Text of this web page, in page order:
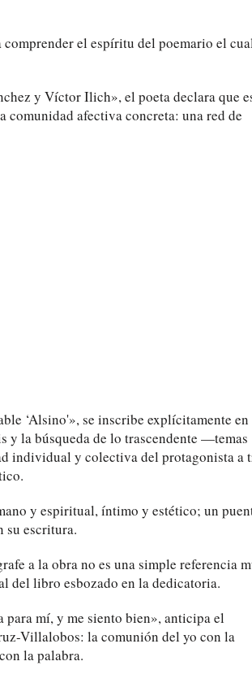
el espíritu del poemario el
y Víctor Ilich», el poeta declara que
afectiva concreta: una red de
‘Alsino'», se inscribe explícitamente en
y la búsqueda de lo trascendente —temas
individual y colectiva del protagonista a
y espiritual, íntimo y estético; un
su escritura.
a la obra no es una simple referencia
del libro esbozado en la dedicatoria.
para mí, y me siento bien», anticipa el
Villalobos: la comunión del yo con la
la palabra.